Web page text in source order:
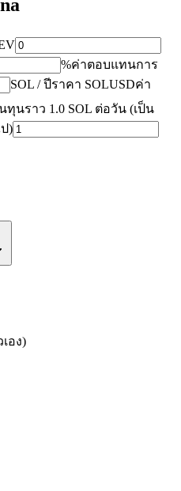
%ค่าตอบแทนการ
SOL / ปีราคา SOLUSDค่า
นราว 1.0 SOL ต่อวัน (เป็น
)
อง)